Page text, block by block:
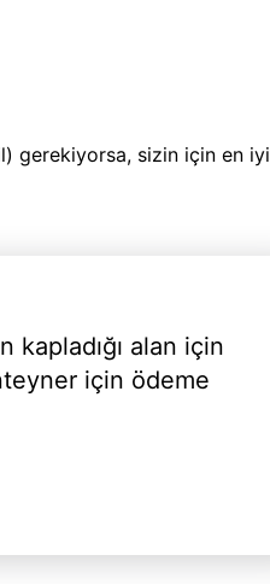
gerekiyorsa, sizin için en iyi
alan için
için ödeme